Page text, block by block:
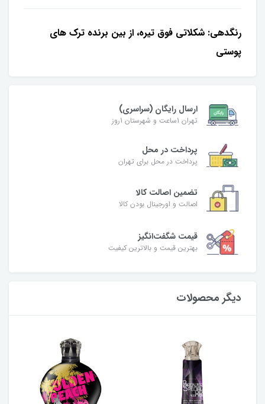
رنگدهی: شکلاتی فوق تیره، از بین برنده ترک های
پوستی
ارسال رایگان (سراسری)
تهران 1ساعت و شهرستان 1روز
پرداخت در محل
پرداخت در محل برای تهران
تضمین اصالت کالا
اصالت و اورجینال بودن کالا
قیمت شگفت‌انگیز
بهترین قیمت و بالاترین کیفیت
دیگر محصولات